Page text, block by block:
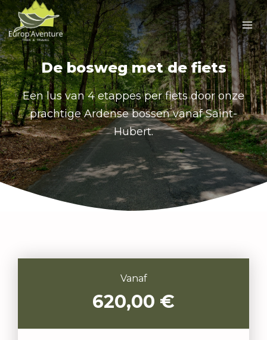
Doorgaan
naar
inhoud
De bosweg met de fiets
Een lus van 4 etappes per fiets door onze
prachtige Ardense bossen vanaf Saint-
Hubert.
Vanaf
620,00 €